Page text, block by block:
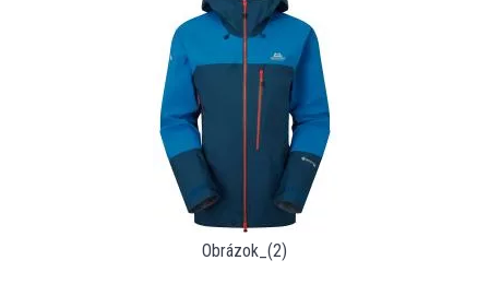
Obrázok_(2)